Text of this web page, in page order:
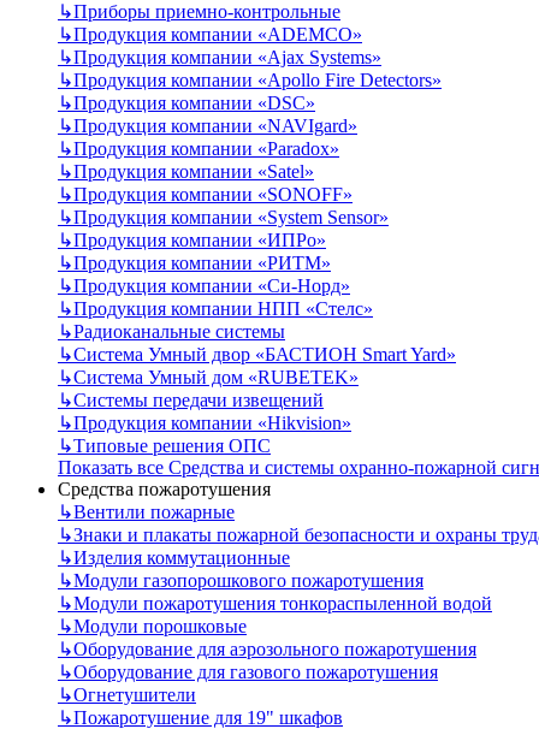
↳Приборы приемно-контрольные
↳Продукция компании «ADEMCO»
↳Продукция компании «Ajax Systems»
↳Продукция компании «Apollo Fire Detectors»
↳Продукция компании «DSC»
↳Продукция компании «NAVIgard»
↳Продукция компании «Paradox»
↳Продукция компании «Satel»
↳Продукция компании «SONOFF»
↳Продукция компании «System Sensor»
↳Продукция компании «ИПРо»
↳Продукция компании «РИТМ»
↳Продукция компании «Си-Норд»
↳Продукция компании НПП «Стелс»
↳Радиоканальные системы
↳Система Умный двор «БАСТИОН Smart Yard»
↳Система Умный дом «RUBETEK»
↳Системы передачи извещений
↳Продукция компании «Hikvision»
↳Типовые решения ОПС
Показать все Средства и системы охранно-пожарной
Средства пожаротушения
↳Вентили пожарные
↳Знаки и плакаты пожарной безопасности и охраны
↳Изделия коммутационные
↳Модули газопорошкового пожаротушения
↳Модули пожаротушения тонкораспыленной водой
↳Модули порошковые
↳Оборудование для аэрозольного пожаротушения
↳Оборудование для газового пожаротушения
↳Огнетушители
↳Пожаротушение для 19" шкафов